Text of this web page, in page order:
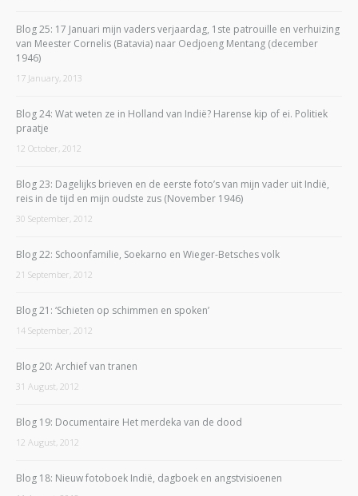
Blog 25: 17 Januari mijn vaders verjaardag, 1ste patrouille en verhuizing
van Meester Cornelis (Batavia) naar Oedjoeng Mentang (december
1946)
17 January, 2013
Blog 24: Wat weten ze in Holland van Indië? Harense kip of ei. Politiek
praatje
12 October, 2012
Blog 23: Dagelijks brieven en de eerste foto’s van mijn vader uit Indië,
reis in de tijd en mijn oudste zus (November 1946)
30 September, 2012
Blog 22: Schoonfamilie, Soekarno en Wieger-Betsches volk
21 September, 2012
Blog 21: ‘Schieten op schimmen en spoken’
14 September, 2012
Blog 20: Archief van tranen
31 August, 2012
Blog 19: Documentaire Het merdeka van de dood
12 August, 2012
Blog 18: Nieuw fotoboek Indië, dagboek en angstvisioenen